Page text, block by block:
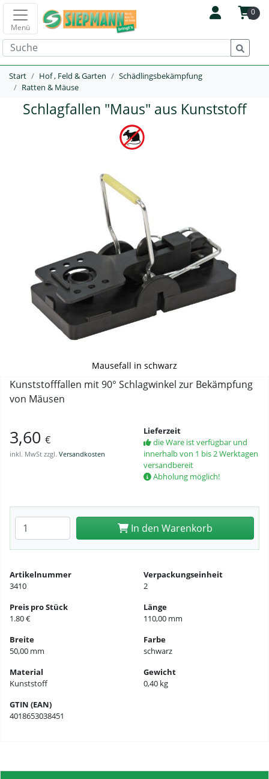
0
Menü
Start Hof , Feld & Garten
Schädlingsbekämpfung
Ratten & Mäuse
Schlagfallen "Maus" aus Kunststoff
Mausefall in schwarz
Kunststofffallen mit 90° Schlagwinkel zur Bekämpfung
von Mäusen
3,60 €
inkl. MwSt zzgl. Versandkosten
Lieferzeit
die Ware ist verfügbar und
innerhalb von 1 bis 2 Werktagen
versandbereit
Abholung möglich!
Anzahl eingeben In den Warenkorb
Artikelnummer
3410
Verpackungseinheit
2
Preis pro Stück
1.80 €
Länge
110,00 mm
Breite
50,00 mm
Farbe
schwarz
Material
Kunststoff
Gewicht
0,40 kg
GTIN (EAN)
4018653038451